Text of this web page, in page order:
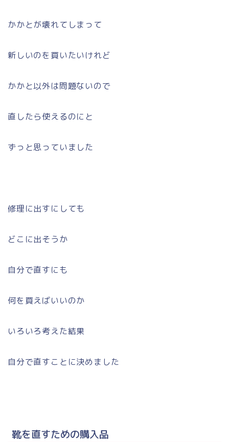
かかとが壊れてしまって
新しいのを買いたいけれど
かかと以外は問題ないので
直したら使えるのにと
ずっと思っていました
修理に出すにしても
どこに出そうか
自分で直すにも
何を買えばいいのか
いろいろ考えた結果
自分で直すことに決めました
靴を直すための購入品